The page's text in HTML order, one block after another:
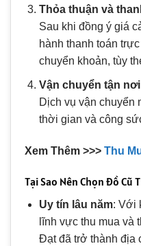
Thỏa thuận và
Sau khi đồng ý giá
hành thanh toán
chuyển khoản, tùy
Vận chuyển tận nơi
Dịch vụ vận chuyển
thời gian và công
Xem Thêm >>> Thu
Tại Sao Nên Chọn Đồ Cũ
Uy tín lâu năm: Với
lĩnh vực thu mua và
Đạt đã trở thành địa